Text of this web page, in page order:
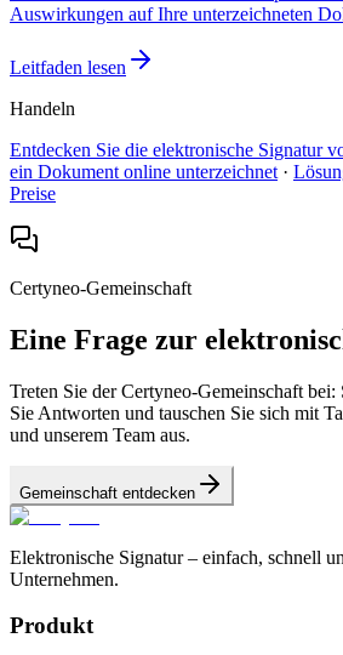
Auswirkungen auf Ihre unterzeichneten
Leitfaden lesen
Handeln
Entdecken Sie die elektronische Signatur
ein Dokument online unterzeichnet ·
Preise
Certyneo-Gemeinschaft
Eine Frage zur
Treten Sie der Certyneo-Gemeinschaft bei:
Sie Antworten und tauschen Sie sich mit
und unserem Team aus.
Gemeinschaft entdecken
Elektronische Signatur – einfach, schnell
Unternehmen.
Produkt